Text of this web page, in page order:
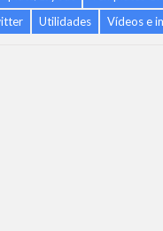
Utilidades Vídeos e